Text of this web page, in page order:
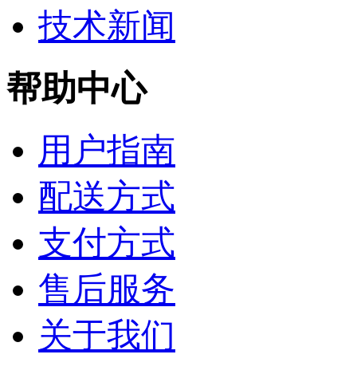
技术新闻
帮助中心
用户指南
配送方式
支付方式
售后服务
关于我们